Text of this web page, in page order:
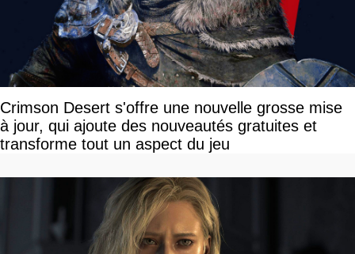
Crimson Desert s'offre une nouvelle grosse mise
à jour, qui ajoute des nouveautés gratuites et
transforme tout un aspect du jeu